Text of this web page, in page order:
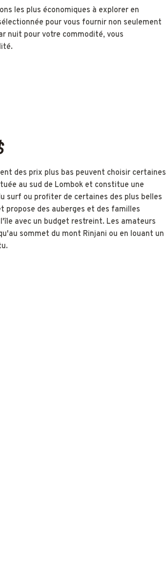
les plus économiques à explorer en
pour vous fournir non seulement
nuit pour votre commodité, vous
des prix plus bas peuvent choisir certaines
au sud de Lombok et constitue une
surf ou profiter de certaines des plus belles
propose des auberges et des familles
avec un budget restreint. Les amateurs
sommet du mont Rinjani ou en louant un